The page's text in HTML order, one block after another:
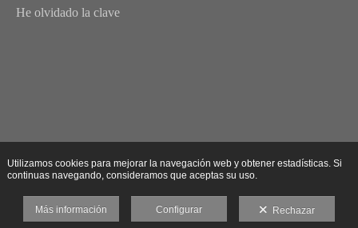
He olvidado la clave
Utilizamos cookies para mejorar la navegación web y obtener estadísticas. Si
continuas navegando, consideramos que aceptas su uso.
Más información Configurar Rechazar